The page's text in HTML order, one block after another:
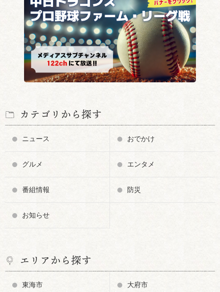
カテゴリから探す
ニュース おでかけ
グルメ エンタメ
番組情報 防災
お知らせ
エリアから探す
東海市 大府市